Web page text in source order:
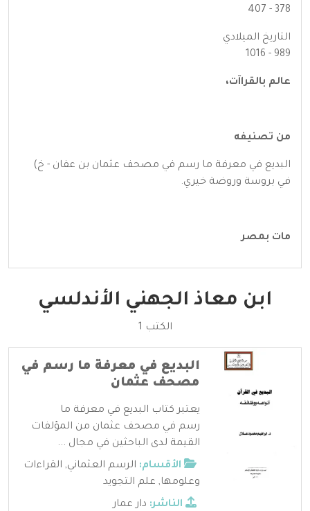
378 - 407
التاريخ الميلادي
989 - 1016
عالم بالقراآت،
من تصنيفه
البديع في معرفة ما رسم في مصحف عثمان بن عفان - خ)
في بروسة وروضة خيري.
مات بمصر
ابن معاذ الجهني الأندلسي
الكتب 1
البديع في معرفة ما رسم في
مصحف عثمان
يعتبر كتاب البديع في معرفة ما
رسم في مصحف عثمان من المؤلفات
القيمة لدى الباحثين في مجال ...
الأقسام: الرسم العثماني, القراءات
وعلومها, علم التجويد
الناشر: دار عمار